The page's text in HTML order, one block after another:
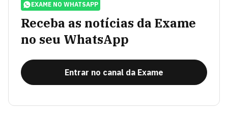
EXAME NO WHATSAPP
Receba as notícias da Exame
no seu WhatsApp
Entrar no canal da Exame